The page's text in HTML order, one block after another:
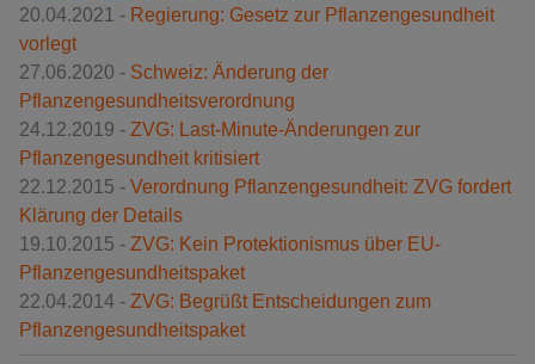
20.04.2021 - Regierung: Gesetz zur Pflanzengesundheit
vorlegt
27.06.2020 - Schweiz: Änderung der
Pflanzengesundheitsverordnung
24.12.2019 - ZVG: Last-Minute-Änderungen zur
Pflanzengesundheit kritisiert
22.12.2015 - Verordnung Pflanzengesundheit: ZVG fordert
Klärung der Details
19.10.2015 - ZVG: Kein Protektionismus über EU-
Pflanzengesundheitspaket
22.04.2014 - ZVG: Begrüßt Entscheidungen zum
Pflanzengesundheitspaket